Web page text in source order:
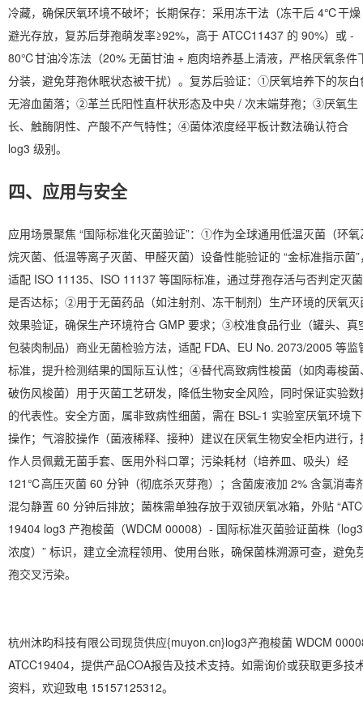
冷藏，确保厌氧环境不破坏；长期保存：采用冻干法（冻干后 4℃干燥
避光存放，复苏后芽孢萌发率≥92%，高于 ATCC11437 的 90%）或 -
80℃甘油冷冻法（20% 无菌甘油 + 庖肉培养基上清液，严格厌氧条件
分装，避免芽孢休眠状态被干扰）。复苏后验证：①厌氧培养下的灰白
无溶血菌落；②革兰氏阳性直杆状形态及中央 / 次末端芽孢；③厌氧生
长、触酶阴性、产酸不产气特性；④菌体浓度经平板计数法确认符合
log3 级别。
四、应用与安全
应用场景聚焦 “国际标准化灭菌验证”：①作为全球通用低温灭菌（环氧
烷灭菌、低温等离子灭菌、甲醛灭菌）设备性能验证的 “金标准指示菌”
适配 ISO 11135、ISO 11137 等国际标准，通过芽孢存活与否判定灭菌
是否达标；②用于无菌药品（如注射剂、冻干制剂）生产环境的厌氧灭
效果验证，确保生产环境符合 GMP 要求；③校准食品行业（罐头、真
包装肉制品）商业无菌检验方法，适配 FDA、EU No. 2073/2005 等监
标准，提升检测结果的国际互认性；④替代高致病性梭菌（如肉毒梭菌
破伤风梭菌）用于灭菌工艺研发，降低生物安全风险，同时保证实验数
的代表性。安全方面，属非致病性细菌，需在 BSL-1 实验室厌氧环境下
操作；气溶胶操作（菌液稀释、接种）建议在厌氧生物安全柜内进行，
作人员佩戴无菌手套、医用外科口罩；污染耗材（培养皿、吸头）经
121℃高压灭菌 60 分钟（彻底杀灭芽孢）；含菌废液加 2% 含氯消毒
混匀静置 60 分钟后排放；菌株需单独存放于双锁厌氧冰箱，外贴
19404 log3 产孢梭菌（WDCM 00008）- 国际标准灭菌验证菌株（log3
浓度）” 标识，建立全流程领用、使用台账，确保菌株溯源可查，避免
孢交叉污染。
杭州沐昀科技有限公司现货供应{muyon.cn}log3产孢梭菌 WDCM
ATCC19404，提供产品COA报告及技术支持。如需询价或获取更多技
资料，欢迎致电 15157125312。